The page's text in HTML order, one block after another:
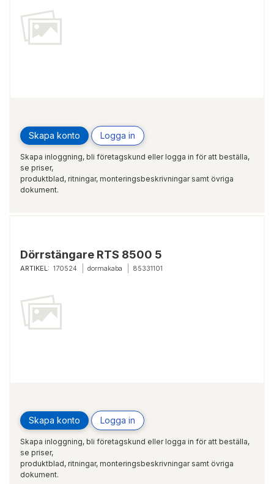
Skapa konto Logga in
Skapa inloggning, bli företagskund eller logga in för att beställa,
se priser,
produktblad, ritningar, monteringsbeskrivningar samt övriga
dokument.
Dörrstängare RTS 8500 5
ARTIKEL: 170524 dormakaba 85331101
Skapa konto Logga in
Skapa inloggning, bli företagskund eller logga in för att beställa,
se priser,
produktblad, ritningar, monteringsbeskrivningar samt övriga
dokument.